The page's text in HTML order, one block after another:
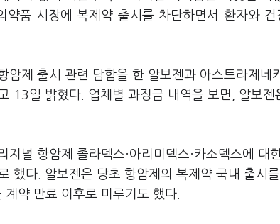
품 시장에 복제약 출시를 차단하면서 환자와 건
제 출시 관련 담합을 한 알보젠과 아스트라제네
13일 밝혔다. 업체별 과징금 내역을 보면, 알보젠
널 항암제 졸라덱스·아리미덱스·카소덱스에 대
했다. 알보젠은 당초 항암제의 복제약 국내 출시
약 만료 이후로 미루기도 했다.